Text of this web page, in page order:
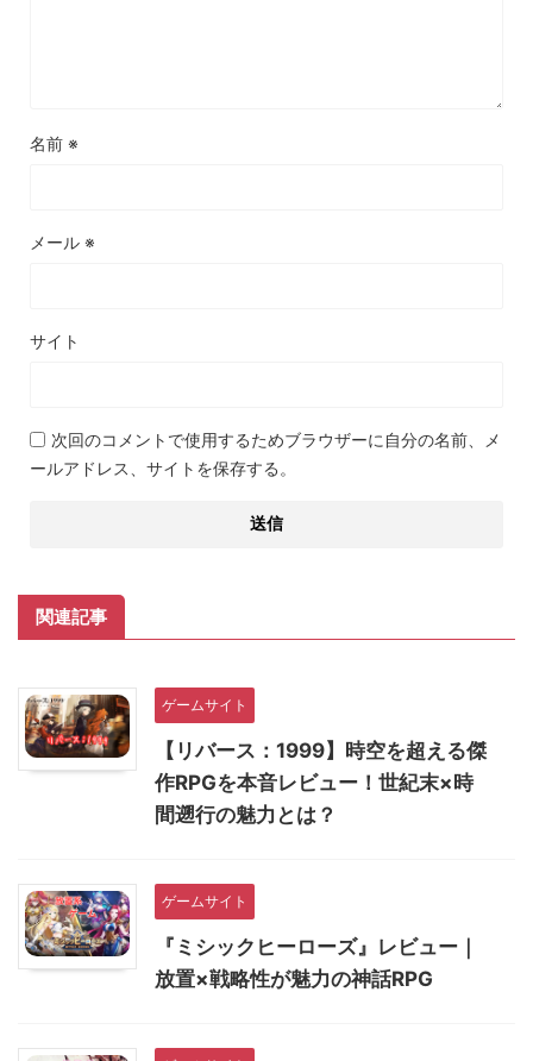
名前 ※
メール ※
サイト
次回のコメントで使用するためブラウザーに自分の名前、メ
ールアドレス、サイトを保存する。
関連記事
ゲームサイト
【リバース：1999】時空を超える傑
作RPGを本音レビュー！世紀末×時
間遡行の魅力とは？
ゲームサイト
『ミシックヒーローズ』レビュー｜
放置×戦略性が魅力の神話RPG